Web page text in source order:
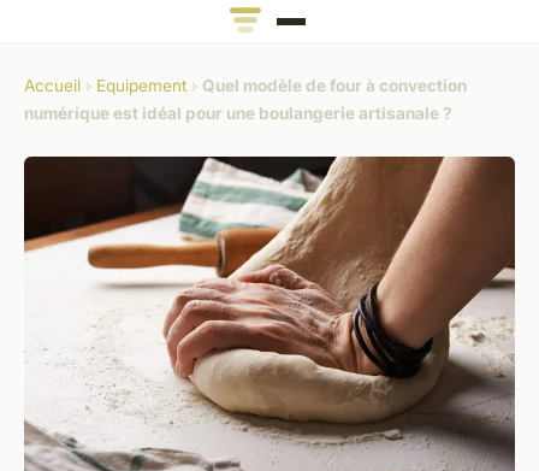
Accueil › Equipement › Quel modèle de four à convection
numérique est idéal pour une boulangerie artisanale ?